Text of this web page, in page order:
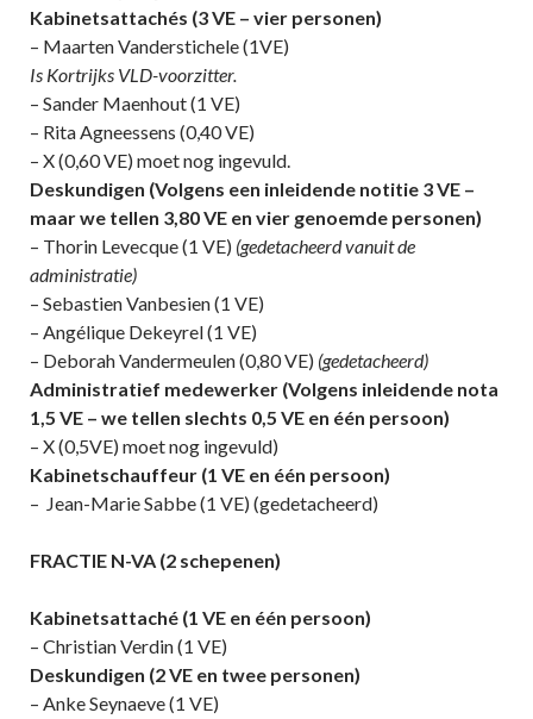
Kabinetsattachés (3 VE – vier personen)
– Maarten Vanderstichele (1VE)
Is Kortrijks VLD-voorzitter.
– Sander Maenhout (1 VE)
– Rita Agneessens (0,40 VE)
– X (0,60 VE) moet nog ingevuld.
Deskundigen (Volgens een inleidende notitie 3 VE –
maar we tellen 3,80 VE en vier genoemde personen)
– Thorin Levecque (1 VE) (gedetacheerd vanuit de
administratie)
– Sebastien Vanbesien (1 VE)
– Angélique Dekeyrel (1 VE)
– Deborah Vandermeulen (0,80 VE) (gedetacheerd)
Administratief medewerker (Volgens inleidende nota
1,5 VE – we tellen slechts 0,5 VE en één persoon)
– X (0,5VE) moet nog ingevuld)
Kabinetschauffeur (1 VE en één persoon)
– Jean-Marie Sabbe (1 VE) (gedetacheerd)
FRACTIE N-VA (2 schepenen)
Kabinetsattaché (1 VE en één persoon)
– Christian Verdin (1 VE)
Deskundigen (2 VE en twee personen)
– Anke Seynaeve (1 VE)